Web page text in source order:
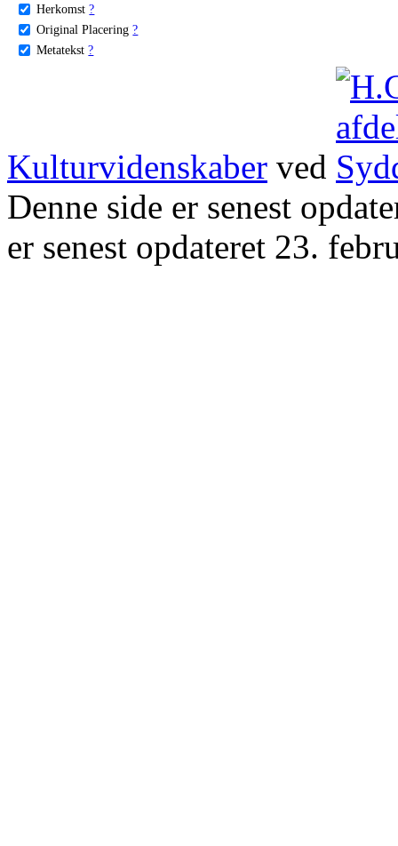
Herkomst ?
Original Placering ?
Metatekst ?
Kulturvidenskaber ved
Denne side er senest
er senest opdateret 23.